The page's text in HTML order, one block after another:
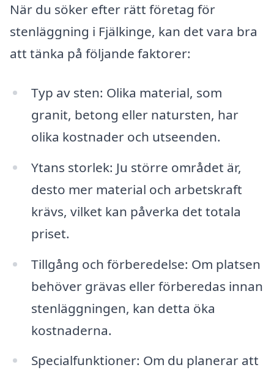
När du söker efter rätt företag för
stenläggning i Fjälkinge, kan det vara bra
att tänka på följande faktorer:
Typ av sten: Olika material, som
granit, betong eller natursten, har
olika kostnader och utseenden.
Ytans storlek: Ju större området är,
desto mer material och arbetskraft
krävs, vilket kan påverka det totala
priset.
Tillgång och förberedelse: Om platsen
behöver grävas eller förberedas innan
stenläggningen, kan detta öka
kostnaderna.
Specialfunktioner: Om du planerar att